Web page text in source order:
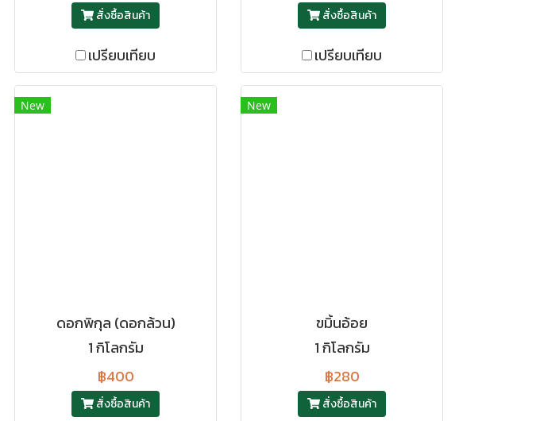
สั่งซื้อสินค้า
เปรียบเทียบ
สั่งซื้อสินค้า
เปรียบเทียบ
New
ดอกพิกุล (ดอกล้วน)
1 กิโลกรัม
฿400
สั่งซื้อสินค้า
New
ขมิ้นอ้อย
1 กิโลกรัม
฿280
สั่งซื้อสินค้า